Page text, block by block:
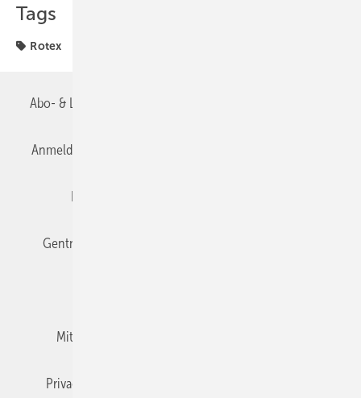
Tags
Rotex
Abo- & Leserservice
Anmelden
Gentner Verlag
Mitgliedschaften und Engagement
Privacy Manager